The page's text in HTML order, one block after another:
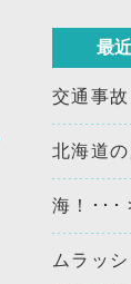
最
交通事故
北海道の
海！･･･
ムラッ